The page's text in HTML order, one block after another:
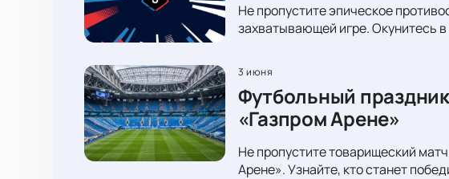
Не пропустите эпическое
захватывающей игре. Окунитесь
3 июня
Футбольный
«Газпром Арене»
Не пропустите товарищеский
Арене». Узнайте, кто станет